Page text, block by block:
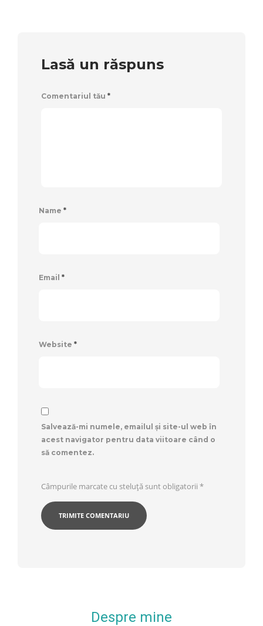
Lasă un răspuns
Comentariul tău *
Name *
Email *
Website *
Salvează-mi numele, emailul și site-ul web în
acest navigator pentru data viitoare când o
să comentez.
Câmpurile marcate cu steluță sunt obligatorii *
Despre mine